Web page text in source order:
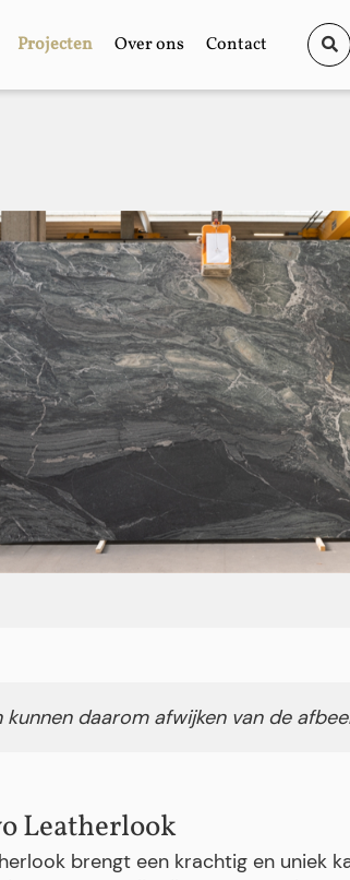
Projecten Over ons Contact
daarom afwijken van de
Leatherlook
brengt een krachtig en uniek